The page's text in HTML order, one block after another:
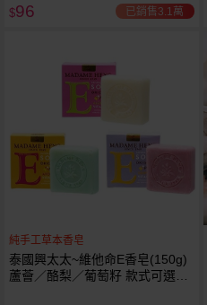
$96 已銷售3.1萬
純手工草本香皂
泰國興太太~維他命E香皂(150g)
蘆薈／酪梨／葡萄籽 款式可選